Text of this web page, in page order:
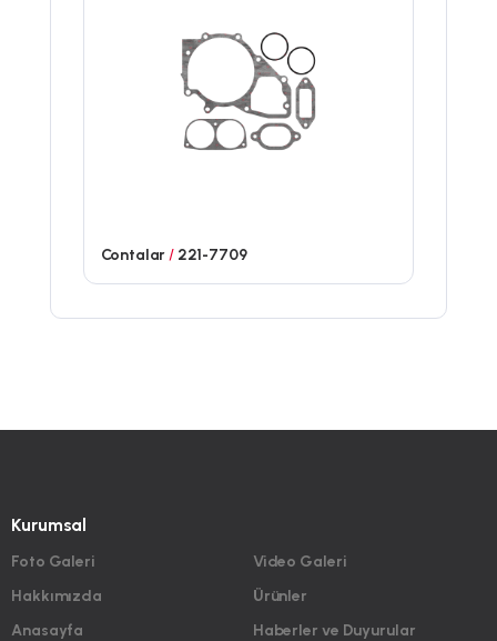
Contalar/221-7709
Kurumsal
Foto Galeri
Hakkımızda
Anasayfa
Video Galeri
Ürünler
Haberler ve Duyurular